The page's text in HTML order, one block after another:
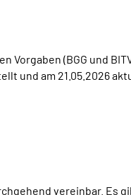
(BGG und
und am 21.05.2026
vereinbar. Es